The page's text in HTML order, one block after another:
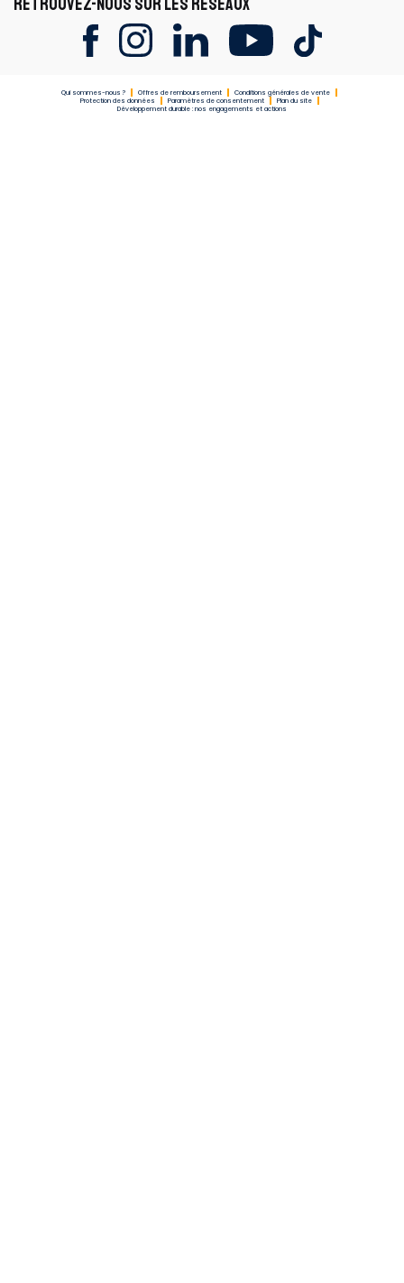
Qui sommes-nous ? Offres de remboursement
Conditions générales de vente
Protection des données
Paramètres de consentement
Plan du site
Développement durable : nos engagements et actions